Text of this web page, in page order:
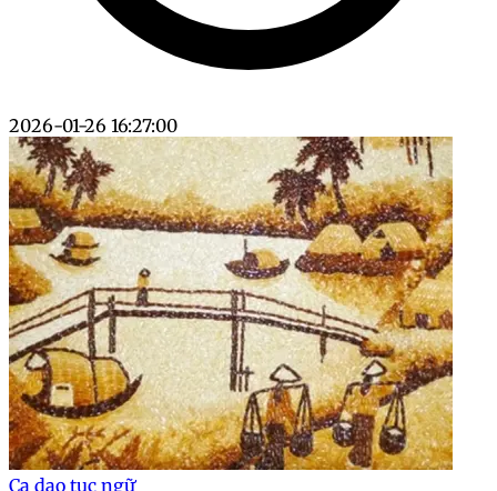
2026-01-26 16:27:00
Ca dao tục ngữ